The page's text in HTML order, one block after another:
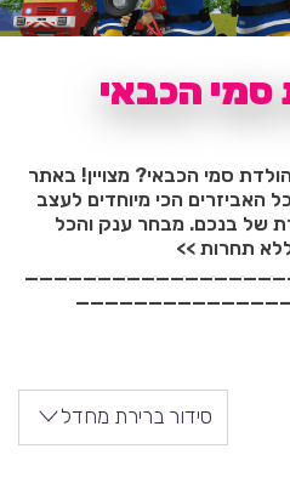
סמי הכבאי
סמי הכבאי? מצויין! באתר
האביזרים הכי מיוחדים לעצב
של בנכם. מבחר ענק והכל
תחרות >>
סידור ברירת מחדל